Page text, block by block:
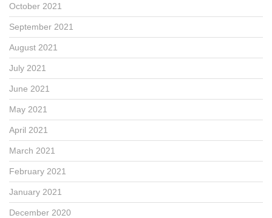
October 2021
September 2021
August 2021
July 2021
June 2021
May 2021
April 2021
March 2021
February 2021
January 2021
December 2020